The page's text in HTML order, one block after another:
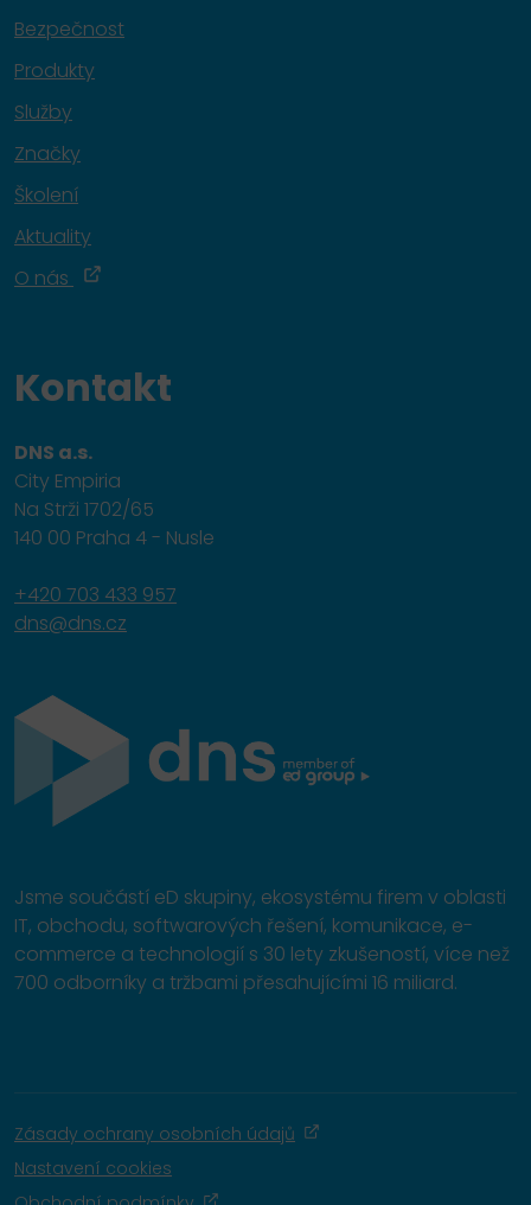
Bezpečnost
Produkty
Služby
Značky
Školení
Aktuality
O nás
Kontakt
DNS a.s.
City Empiria
Na Strži 1702/65
140 00 Praha 4 - Nusle
+420 703 433 957
dns@dns.cz
Jsme součástí eD skupiny, ekosystému firem v oblasti
IT, obchodu, softwarových řešení, komunikace, e-
commerce a technologií s 30 lety zkušeností, více než
700 odborníky a tržbami přesahujícími 16 miliard.
Zásady ochrany osobních údajů
Nastavení cookies